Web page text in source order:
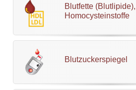
Blutfette
Homocysteinstoffe
Blutzuckerspiegel